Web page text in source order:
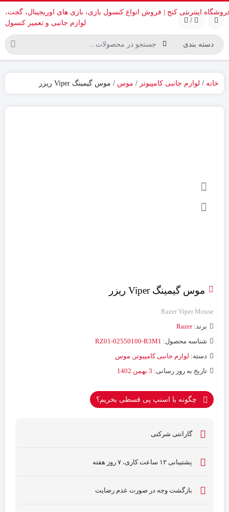
/
خانه / لوازم جانبی کامپیوتر / موس / موس گیمینگ Viper ریزر
موس گیمینگ Viper ریزر
Razer Viper Mouse
برند:Razer
شناسه محصول: RZ01-02550100-R3M1
دسته: لوازم جانبی کامپیوتر
موس
تاریخ به روز رسانی: 3 بهمن 1402
چگونه با اسنپ پی قسطی بخریم؟
گارانتی شرکتی
پشتیبانی ۱۲ ساعت کاری، ۷ روز هفته
بازگشت وجه در صورت عدم رضایت